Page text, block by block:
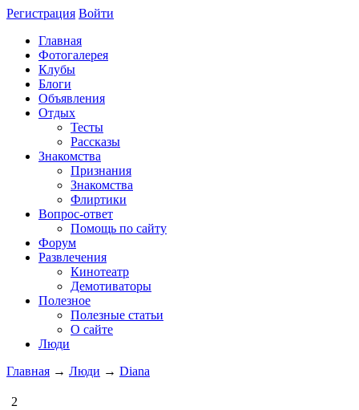
Регистрация Войти
Главная
Фотогалерея
Клубы
Блоги
Объявления
Отдых
Тесты
Рассказы
Знакомства
Признания
Знакомства
Флиртики
Вопрос-ответ
Помощь по сайту
Форум
Развлечения
Кинотеатр
Демотиваторы
Полезное
Полезные статьи
О сайте
Люди
Главная → Люди → Diana
2